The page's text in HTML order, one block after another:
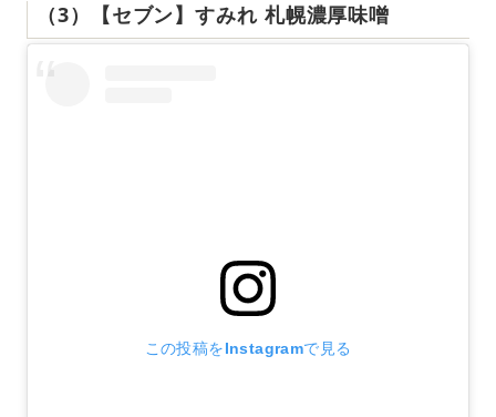
（3）【セブン】すみれ 札幌濃厚味噌
この投稿をInstagramで見る